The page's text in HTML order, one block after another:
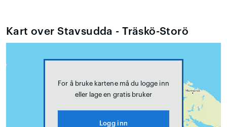
Kart over Stavsudda - Träskö-Storö
For å bruke kartene må du logge inn
eller lage en gratis bruker
Logg inn